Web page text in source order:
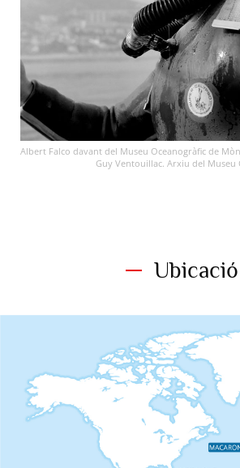
Albert Falco davant del Museu Oceanogràfic de
Guy Ventouillac. Arxiu del Museu
Ubicació